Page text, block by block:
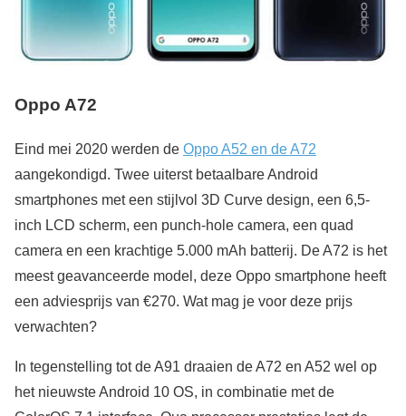
Oppo A72
Eind mei 2020 werden de Oppo A52 en de A72
aangekondigd. Twee uiterst betaalbare Android
smartphones met een stijlvol 3D Curve design, een 6,5-
inch LCD scherm, een punch-hole camera, een quad
camera en een krachtige 5.000 mAh batterij. De A72 is het
meest geavanceerde model, deze Oppo smartphone heeft
een adviesprijs van €270. Wat mag je voor deze prijs
verwachten?
In tegenstelling tot de A91 draaien de A72 en A52 wel op
het nieuwste Android 10 OS, in combinatie met de